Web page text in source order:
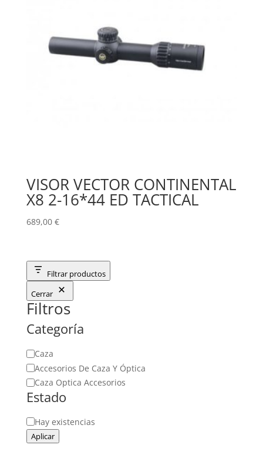
VISOR VECTOR CONTINENTAL
X8 2-16*44 ED TACTICAL
689,00 €
Filtrar productos
Cerrar
Filtros
Categoría
Categoría
Caza
Accesorios De Caza Y Óptica
Caza Optica Accesorios
Estado
Estado
Hay existencias
Aplicar